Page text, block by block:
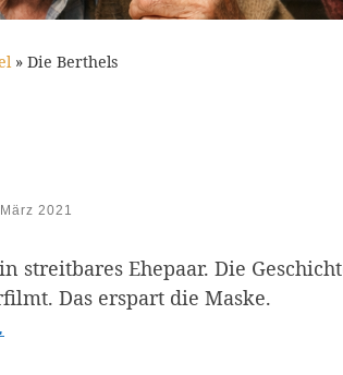
» Die Berthels
2021
streitbares Ehepaar. Die
Das erspart die Maske.